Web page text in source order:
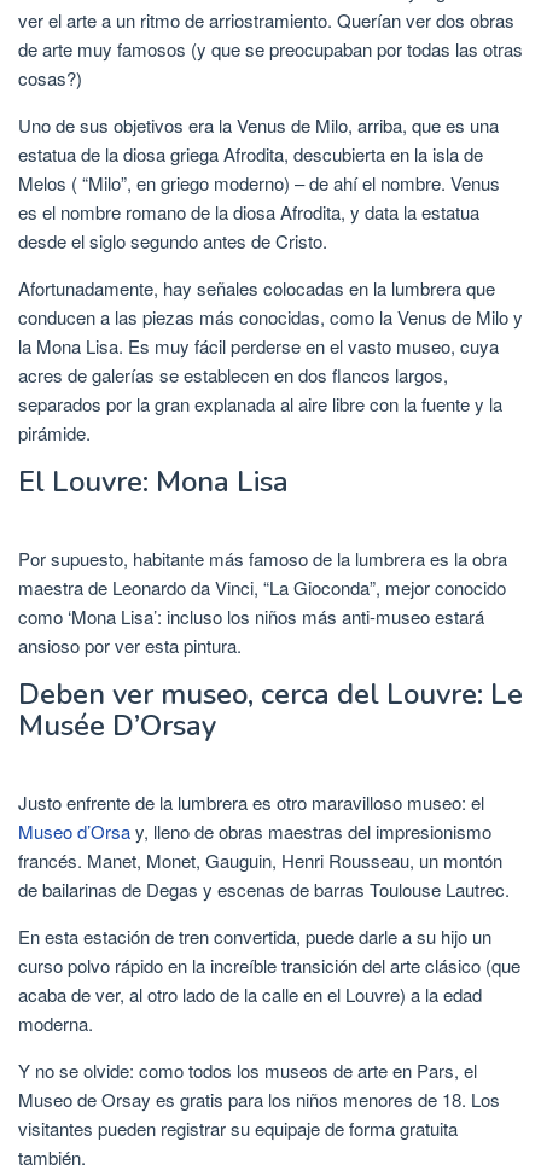
ver el arte a un ritmo de arriostramiento. Querían ver dos obras
de arte muy famosos (y que se preocupaban por todas las otras
cosas?)
Uno de sus objetivos era la Venus de Milo, arriba, que es una
estatua de la diosa griega Afrodita, descubierta en la isla de
Melos ( “Milo”, en griego moderno) – de ahí el nombre. Venus
es el nombre romano de la diosa Afrodita, y data la estatua
desde el siglo segundo antes de Cristo.
Afortunadamente, hay señales colocadas en la lumbrera que
conducen a las piezas más conocidas, como la Venus de Milo y
la Mona Lisa. Es muy fácil perderse en el vasto museo, cuya
acres de galerías se establecen en dos flancos largos,
separados por la gran explanada al aire libre con la fuente y la
pirámide.
El Louvre: Mona Lisa
Por supuesto, habitante más famoso de la lumbrera es la obra
maestra de Leonardo da Vinci, “La Gioconda”, mejor conocido
como ‘Mona Lisa’: incluso los niños más anti-museo estará
ansioso por ver esta pintura.
Deben ver museo, cerca del Louvre: Le
Musée D’Orsay
Justo enfrente de la lumbrera es otro maravilloso museo: el
Museo d’Orsay, lleno de obras maestras del impresionismo
francés. Manet, Monet, Gauguin, Henri Rousseau, un montón
de bailarinas de Degas y escenas de barras Toulouse Lautrec.
En esta estación de tren convertida, puede darle a su hijo un
curso polvo rápido en la increíble transición del arte clásico (que
acaba de ver, al otro lado de la calle en el Louvre) a la edad
moderna.
Y no se olvide: como todos los museos de arte en Pars, el
Museo de Orsay es gratis para los niños menores de 18. Los
visitantes pueden registrar su equipaje de forma gratuita
también.